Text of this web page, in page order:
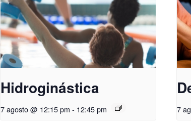
Hidroginástica
7 agosto @ 12:15 pm - 12:45 pm 7